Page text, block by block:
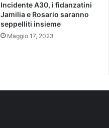
Incidente A30, i fidanzatini
Jamilia e Rosario saranno
seppelliti insieme
Maggio 17, 2023